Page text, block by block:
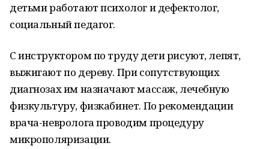
детьми работают психолог и дефектолог,
социальный педагог.
С инструктором по труду дети рисуют, лепят,
выжигают по дереву. При сопутствующих
диагнозах им назначают массаж, лечебную
физкультуру, физкабинет. По рекомендации
врача-невролога проводим процедуру
микрополяризации.